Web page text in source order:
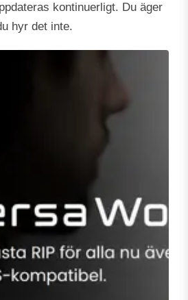
kontinuerligt. Du äger
hyr det inte.